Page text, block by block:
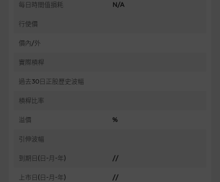
每日時間值損耗 N/A
行使價
價內/外
實際槓桿
過去30日正股歷史波幅
槓桿比率
溢價 %
引伸波幅
到期日(日-月-年) //
上市日(日-月-年) //